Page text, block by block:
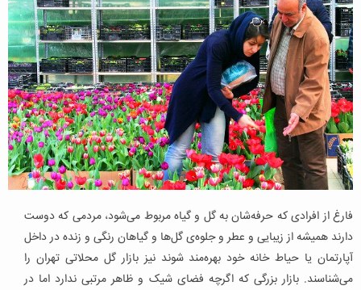
فارغ از افرادی که حرفه‌شان به گل و گیاه مربوط می‌شود، مردمی که دوست
دارند همیشه از زیبایی و عطر و جلوه‌ی گل‌ها و گیاهان رنگی و زنده در داخل
آپارتمان یا حیاط خانه خود بهره‌مند شوند نیز بازار گل محلاتی تهران را
می‌شناسند. بازار بزرگی که اگرچه فضای شیک و ظاهر مرتبی ندارد اما در